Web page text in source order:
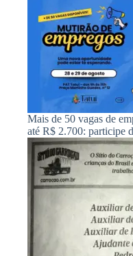
Mais de 50 vagas de
até R$ 2.700: participe